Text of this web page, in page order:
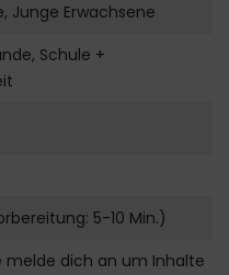
Junge Erwachsene
Schule +
5-10 Min.)
dich an um Inhalte